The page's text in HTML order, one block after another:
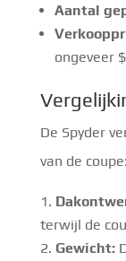
Aantal
ongeveer
De Spyder
van de coupe:
terwijl de
Gewicht: